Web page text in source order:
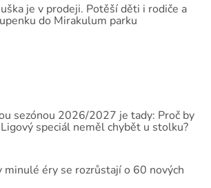
je v prodeji. Potěší děti i rodiče a
do Mirakulum parku
sezónou 2026/2027 je tady: Proč by
speciál neměl chybět u stolku?
minulé éry se rozrůstají o 60 nových